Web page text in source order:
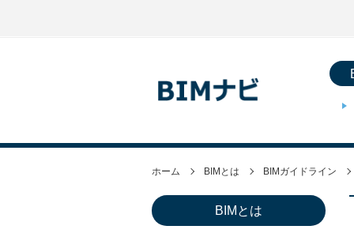
ホーム BIMとは BIMガイドライン
BIMとは